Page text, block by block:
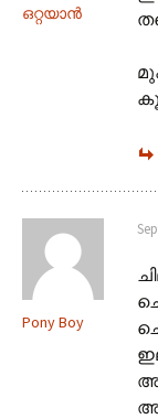
ഒറ്റയാന്‍
Pony Boy